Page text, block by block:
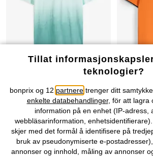
T-skjorte i 100% bomull
249 kr
T-
Tillat
teknologier?
bonprix og 12 partnere trenger ditt
enkelte databehandlinger, för att lagra
information på en enhet (IP-adress,
webbläsarinformation,
skjer med det formål å identifisere på
bruk av pseudonymiserte e-
annonser og innhold, måling av annonser